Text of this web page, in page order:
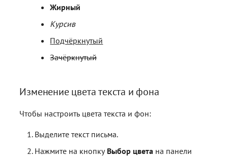
Жирный
Курсив
Подчёркнутый
Зачёркнутый
Изменение цвета текста и фона
Чтобы настроить цвета текста и фон:
Выделите текст письма.
Нажмите на кнопку Выбор цвета на панели